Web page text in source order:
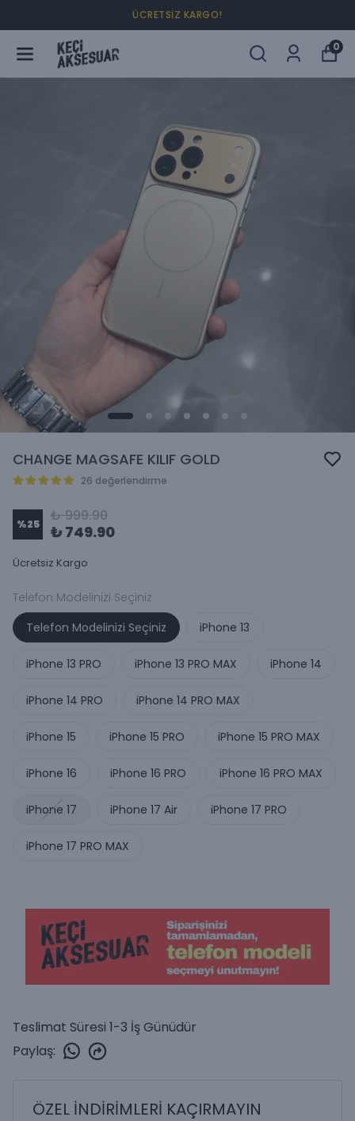
4 AL 2 ÖDE !
0
CHANGE MAGSAFE KILIF GOLD
26 değerlendirme
%25 ₺ 999.90
₺ 749.90
Ücretsiz Kargo
Telefon Modelinizi Seçiniz
Telefon Modelinizi Seçiniz
iPhone 13
iPhone 13 PRO iPhone 13 PRO MAX iPhone 14
iPhone 14 PRO iPhone 14 PRO MAX
iPhone 15 iPhone 15 PRO iPhone 15 PRO MAX
iPhone 16 iPhone 16 PRO iPhone 16 PRO MAX
iPhone 17 iPhone 17 Air iPhone 17 PRO
iPhone 17 PRO MAX
Teslimat Süresi 1-3 İş Günüdür
Paylaş:
ÖZEL İNDİRİMLERİ KAÇIRMAYIN